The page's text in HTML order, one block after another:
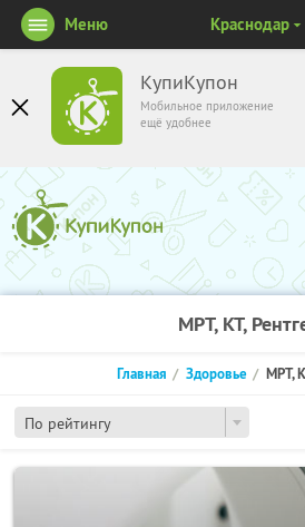
КупиКупон
Мобильное приложение
ещё удобнее
Меню Краснодар
МРТ, КТ,
По рейтингу
Главная Здоровье МРТ,